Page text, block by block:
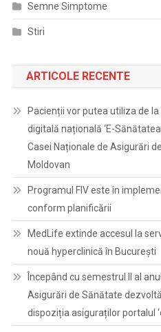
Semne Simptome
Stiri
ARTICOLE RECENTE
Pacienții vor putea utiliza de
digitală națională ‘E-
Casei Naționale de Asigurări
Moldovan
Programul FIV este în
conform planificării
MedLife extinde accesul la
nouă hyperclinică în București
Începând cu semestrul II al
Asigurări de Sănătate
dispoziția asiguraților portalul